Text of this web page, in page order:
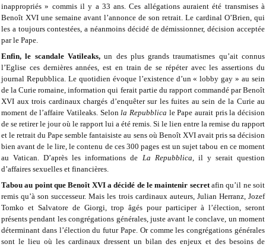
inappropriés » commis il y a 33 ans. Ces allégations auraient été transmises à
Benoît XVI une semaine avant l’annonce de son retrait. Le cardinal O’Brien, qui
les a toujours contestées, a néanmoins décidé de démissionner, décision acceptée
par le Pape.
Enfin, le scandale Vatileaks,un des plus grands traumatismes qu’ait connus
l’Eglise ces dernières années, est en train de se répéter avec les assertions du
journal Repubblica. Le quotidien évoque l’existence d’un « lobby gay » au sein
de la Curie romaine, information qui ferait partie du rapport commandé par Benoît
XVI aux trois cardinaux chargés d’enquêter sur les fuites au sein de la Curie au
moment de l’affaire Vatileaks. Selon la Repubblica le Pape aurait pris la décision
de se retirer le jour où le rapport lui a été remis. Si le lien entre la remise du rapport
et le retrait du Pape semble fantaisiste au sens où Benoît XVI avait pris sa décision
bien avant de le lire, le contenu de ces 300 pages est un sujet tabou en ce moment
au Vatican. D’après les informations de La Repubblica , il y serait question
d’affaires sexuelles et financières.
Tabou au point que Benoît XVI a décidé de le maintenir secret afin qu’il ne soit
remis qu’à son successeur. Mais les trois cardinaux auteurs, Julian Herranz, Jozef
Tomko et Salvatore de Giorgi, trop âgés pour participer à l’élection, seront
présents pendant les congrégations générales, juste avant le conclave, un moment
déterminant dans l’élection du futur Pape. Or comme les congrégations générales
sont le lieu où les cardinaux dressent un bilan des enjeux et des besoins de